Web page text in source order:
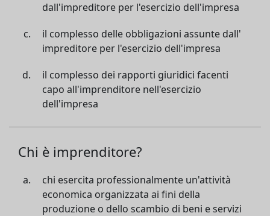
dall'impreditore per l'esercizio dell'impresa
il complesso delle obbligazioni assunte dall'
impreditore per l'esercizio dell'impresa
il complesso dei rapporti giuridici facenti
capo all'imprenditore nell'esercizio
dell'impresa
Chi è imprenditore?
chi esercita professionalmente un'attività
economica organizzata ai fini della
produzione o dello scambio di beni e servizi